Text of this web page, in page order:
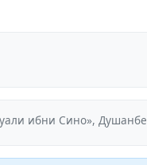
ибни Сино»,